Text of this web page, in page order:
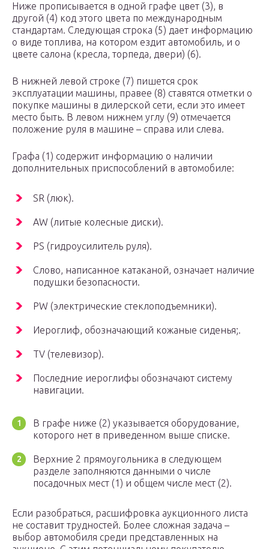
Ниже прописывается в одной графе цвет (3), в
другой (4) код этого цвета по международным
стандартам. Следующая строка (5) дает информацию
о виде топлива, на котором ездит автомобиль, и о
цвете салона (кресла, торпеда, двери) (6).
В нижней левой строке (7) пишется срок
эксплуатации машины, правее (8) ставятся отметки о
покупке машины в дилерской сети, если это имеет
место быть. В левом нижнем углу (9) отмечается
положение руля в машине – справа или слева.
Графа (1) содержит информацию о наличии
дополнительных приспособлений в автомобиле:
SR (люк).
AW (литые колесные диски).
PS (гидроусилитель руля).
Слово, написанное катаканой, означает наличие
подушки безопасности.
PW (электрические стеклоподъемники).
Иероглиф, обозначающий кожаные сиденья;.
TV (телевизор).
Последние иероглифы обозначают систему
навигации.
В графе ниже (2) указывается оборудование,
которого нет в приведенном выше списке.
Верхние 2 прямоугольника в следующем
разделе заполняются данными о числе
посадочных мест (1) и общем числе мест (2).
Если разобраться, расшифровка аукционного листа
не составит трудностей. Более сложная задача –
выбор автомобиля среди представленных на